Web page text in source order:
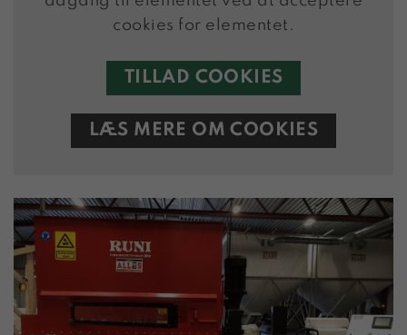
cookies for elementet.
TILLAD COOKIES
LÆS MERE OM COOKIES